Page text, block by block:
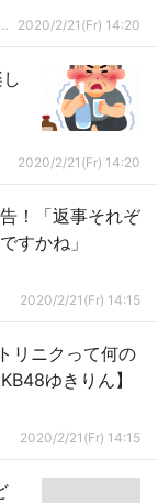
乃木通☆世界最速！乃木坂46欅坂46日向坂46速報まとめ 2020/2/21(Fr) 14:20
2020/2/21(Fr) 14:20
！「返事それぞ
すかね」
2020/2/21(Fr) 14:15
リニクって何の
ゆきりん】
2020/2/21(Fr) 14:15